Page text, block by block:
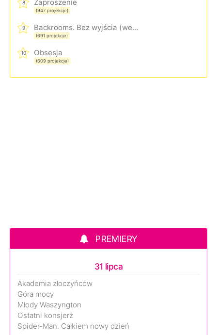
8 Zaproszenie
(947 projekcje)
9 Backrooms. Bez wyjścia (wersja rozszerzona)
(691 projekcje)
10 Obsesja
(609 projekcje)
PREMIERY
31 lipca
Akademia złoczyńców
Góra mocy
Młody Waszyngton
Ostatni konsjerż
Spider-Man. Całkiem nowy dzień